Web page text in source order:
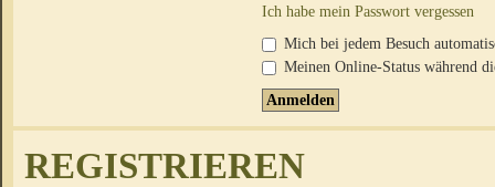
Ich habe mein Passwort vergessen
Mich bei jedem Besuch
Meinen Online-Status während
REGISTRIEREN